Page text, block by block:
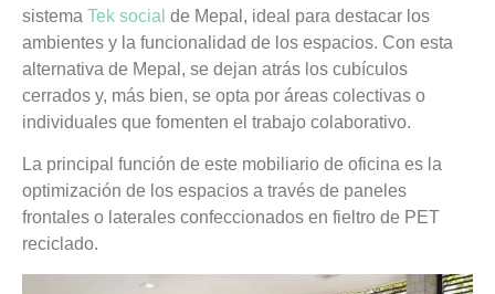
sistema Tek social de Mepal, ideal para destacar los
ambientes y la funcionalidad de los espacios. Con esta
alternativa de Mepal, se dejan atrás los cubículos
cerrados y, más bien, se opta por áreas colectivas o
individuales que fomenten el trabajo colaborativo.
La principal función de este mobiliario de oficina es la
optimización de los espacios a través de paneles
frontales o laterales confeccionados en fieltro de PET
reciclado.